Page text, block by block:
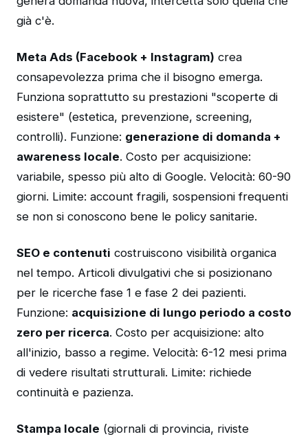
già c'è.
Meta Ads (Facebook + Instagram) crea
consapevolezza prima che il bisogno emerga.
Funziona soprattutto su prestazioni "scoperte di
esistere" (estetica, prevenzione, screening,
controlli). Funzione: generazione di domanda +
awareness locale. Costo per acquisizione:
variabile, spesso più alto di Google. Velocità: 60-90
giorni. Limite: account fragili, sospensioni frequenti
se non si conoscono bene le policy sanitarie.
SEO e contenuti costruiscono visibilità organica
nel tempo. Articoli divulgativi che si posizionano
per le ricerche fase 1 e fase 2 dei pazienti.
Funzione: acquisizione di lungo periodo a costo
zero per ricerca. Costo per acquisizione: alto
all'inizio, basso a regime. Velocità: 6-12 mesi prima
di vedere risultati strutturali. Limite: richiede
continuità e pazienza.
Stampa locale (giornali di provincia, riviste